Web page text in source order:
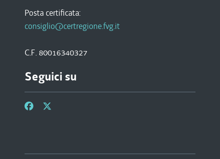
Posta certificata:
consiglio@certregione.fvg.it
C.F. 80016340327
Seguici su